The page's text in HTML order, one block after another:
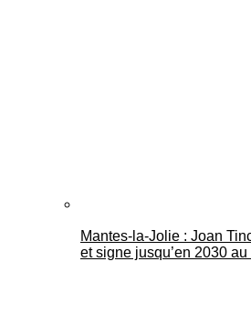
Mantes-la-Jolie : Joan
et signe jusqu’en 2030